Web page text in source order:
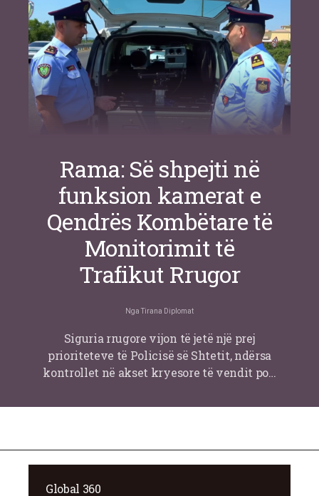
Nga Or Shalom
Rama: Së shpejti në
funksion kamerat e
Qendrës Kombëtare të
Monitorimit të
Trafikut Rrugor
Nga Tirana Diplomat
Siguria rrugore vijon të jetë një prej
prioriteteve të Policisë së Shtetit, ndërsa
kontrollet në akset kryesore të vendit po…
Global 360